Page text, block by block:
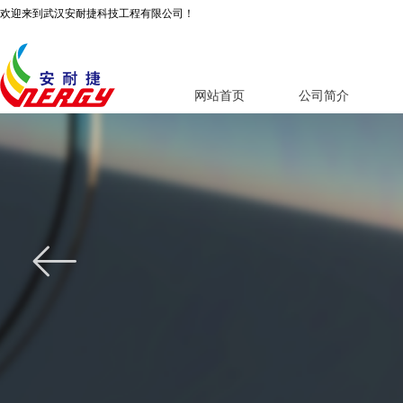
欢迎来到武汉安耐捷科技工程有限公司！
ꂃ
网站首页 公司简介